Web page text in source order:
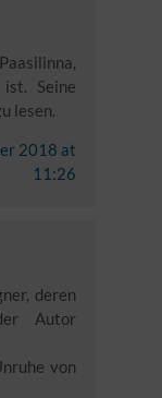
Seine
lesen.
2018 at
11:26
deren
Autor
von